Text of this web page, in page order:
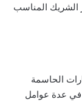
الشريك المناسب
الحاسمة
في عدة عوامل